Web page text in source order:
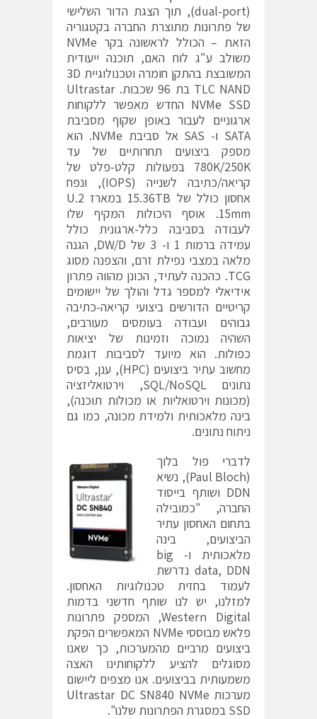
(dual-port), תוך הצגת הדור השלישי
של פתרונות מתוצרת החברה בקטגוריה
הזאת – הכולל לראשונה בקר NVMe
משולב ע"ג לוח האם, תוכנה ייעודית
המשובצת בהתקן חומרה וטכנולוגיית 3D
TLC NAND בת 96 שכבות. Ultrastar
NVMe SSD החדש מאפשר ללקוחות
ארגוניים לעבור באופן שקוף מסביבת
SATA ו- SAS אל סביבת NVMe. הוא
מספק ביצועים תחרותיים של עד
780K/250K בפעולות קלט-פלט של
קריאה/כתיבה לשנייה (IOPS), ונפח
אחסון כולל של 15.36TB במארז U.2
15mm. אוסף היכולות המקיף שלו
לעבודה בסביבה כלל-ארגונית כולל
עמידה ברמות 1 ו- 3 של DW/D, הגנה
מלאה במצבי נפילת זרם, והצפנה מסוג
TCG. כהכנה לעתיד, הכונן מהווה פתרון
אידיאלי למספר גדל והולך של יישומים
קריטיים הדורשים ביצועי קריאה-כתיבה
גבוהים ועבודה בעומסים מעורבים,
השהיה נמוכה וזמינות של יציאות
כפולות. הוא מיועד לסביבות דוגמת
מחשוב עתיר ביצועים (HPC), ענן, בסיס
נתונים SQL/NoSQL, וירטואליזציה
(מכונות וירטואליות או מכולות תוכנה),
בינה מלאכותית ולמידת מכונה, כמו גם
ניתוח נתונים.
לדברי פול בלוך
(Paul Bloch), נשיא
DDN ושותף בייסוד
החברה, "כמובילה
בתחום האחסון עתיר
הביצועים, בינה
מלאכותית ו- big
data, DDN נדרשת
לעמוד בחזית טכנולוגיות האחסון.
למזלנו, יש לנו שותף חדשני בדמות
Western Digital, המספק פתרונות
פלאש מבוססי NVMe המאפשרים הפקת
ביצועים מרביים מהמערכות, כך שאנו
מסוגלים להציע ללקוחותינו האצה
משמעותית בביצועים. אנו מצפים ליישום
מערכות Ultrastar DC SN840 NVMe
SSD במסגרת הפתרונות שלנו".